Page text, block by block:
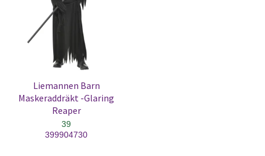
Liemannen Barn
Maskeraddräkt -Glaring
Reaper
39
399904730